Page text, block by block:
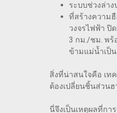
ระบบช่วงล่า
ที่สร้างความฮื
วงจรไฟฟ้า ปิ
3 กม./ชม. พร้
ข้ามแม่น้ำเป็
สิ่งที่น่าสนใจคือ เท
ต้องเปลี่ยนชิ้นส่วนฮ
นี่จึงเป็นเหตุผลที่กา